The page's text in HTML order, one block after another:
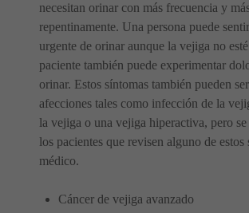
necesitan orinar con más frecuencia y
repentinamente. Una persona puede
urgente de orinar aunque la vejiga no
paciente también puede experimentar
orinar. Estos síntomas también pueden
afecciones tales como infección de la
la vejiga o una vejiga hiperactiva, pero se
los pacientes que revisen alguno de estos
médico.
Cáncer de vejiga avanzado